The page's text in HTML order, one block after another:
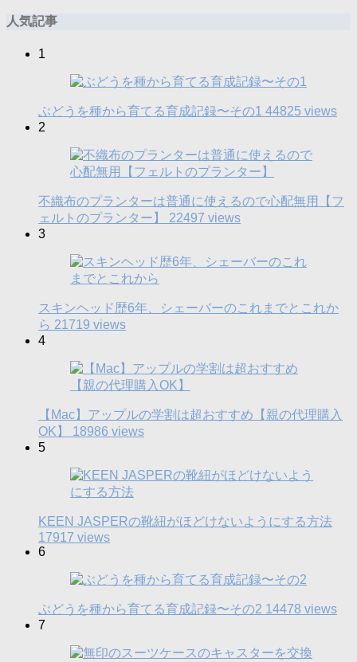
人気記事
1
ぶどうを種から育てる育成記録〜その1 44825 views
2
不織布のプランターは普通に使えるので心配無用【フ
ェルトのプランター】 22497 views
3
スキンヘッド歴6年、シェーバーのこれまでとこれか
ら 21719 views
4
【Mac】アップルの学割は超おすすめ【親の代理購入
OK】 18986 views
5
KEEN JASPERの靴紐がほどけないようにする方法
17917 views
6
ぶどうを種から育てる育成記録〜その2 14478 views
7